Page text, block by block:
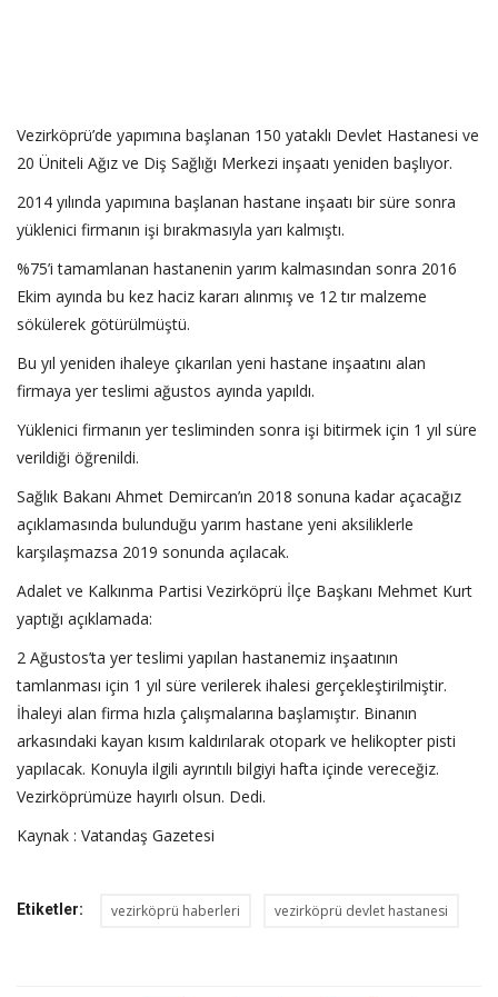
Vezirköprü’de yapımına başlanan 150 yataklı Devlet Hastanesi ve
20 Üniteli Ağız ve Diş Sağlığı Merkezi inşaatı yeniden başlıyor.
2014 yılında yapımına başlanan hastane inşaatı bir süre sonra
yüklenici firmanın işi bırakmasıyla yarı kalmıştı.
%75’i tamamlanan hastanenin yarım kalmasından sonra 2016
Ekim ayında bu kez haciz kararı alınmış ve 12 tır malzeme
sökülerek götürülmüştü.
Bu yıl yeniden ihaleye çıkarılan yeni hastane inşaatını alan
firmaya yer teslimi ağustos ayında yapıldı.
Yüklenici firmanın yer tesliminden sonra işi bitirmek için 1 yıl süre
verildiği öğrenildi.
Sağlık Bakanı Ahmet Demircan’ın 2018 sonuna kadar açacağız
açıklamasında bulunduğu yarım hastane yeni aksiliklerle
karşılaşmazsa 2019 sonunda açılacak.
Adalet ve Kalkınma Partisi Vezirköprü İlçe Başkanı Mehmet Kurt
yaptığı açıklamada:
2 Ağustos’ta yer teslimi yapılan hastanemiz inşaatının
tamlanması için 1 yıl süre verilerek ihalesi gerçekleştirilmiştir.
İhaleyi alan firma hızla çalışmalarına başlamıştır. Binanın
arkasındaki kayan kısım kaldırılarak otopark ve helikopter pisti
yapılacak. Konuyla ilgili ayrıntılı bilgiyi hafta içinde vereceğiz.
Vezirköprümüze hayırlı olsun. Dedi.
Kaynak : Vatandaş Gazetesi
Etiketler: vezirköprü haberleri vezirköprü devlet hastanesi